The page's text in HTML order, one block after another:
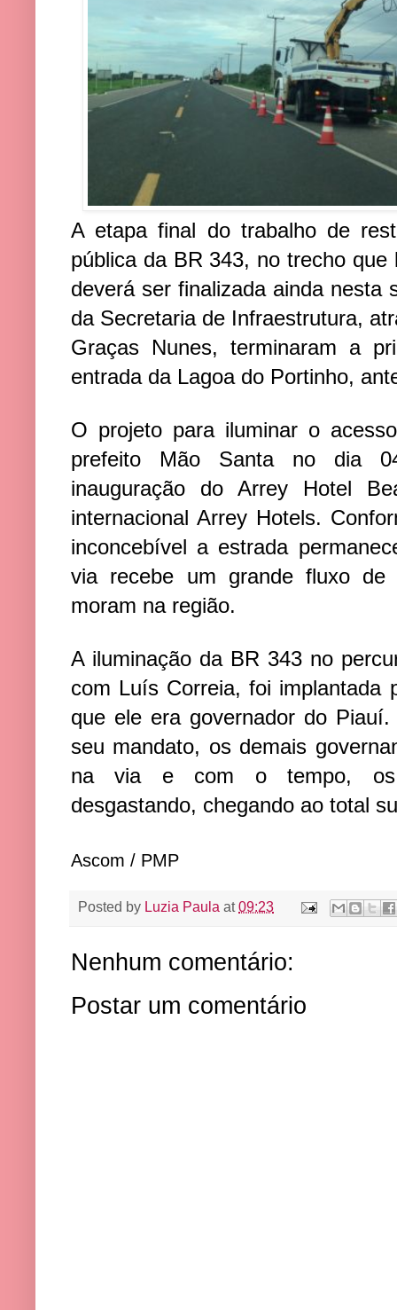
A etapa final do trabalho de
pública da BR 343, no trecho
deverá ser finalizada ainda nesta
da Secretaria de Infraestrutura,
Graças Nunes, terminaram a
entrada da Lagoa do Portinho,
O projeto para iluminar o
prefeito Mão Santa no dia
inauguração do Arrey Hotel
internacional Arrey Hotels.
inconcebível a estrada
via recebe um grande fluxo
moram na região.
A iluminação da BR 343 no
com Luís Correia, foi implantada
que ele era governador do
seu mandato, os demais
na via e com o tempo, os
desgastando, chegando ao total
Ascom / PMP
Posted by Luzia Paula at09:23
Nenhum comentário:
Postar um comentário